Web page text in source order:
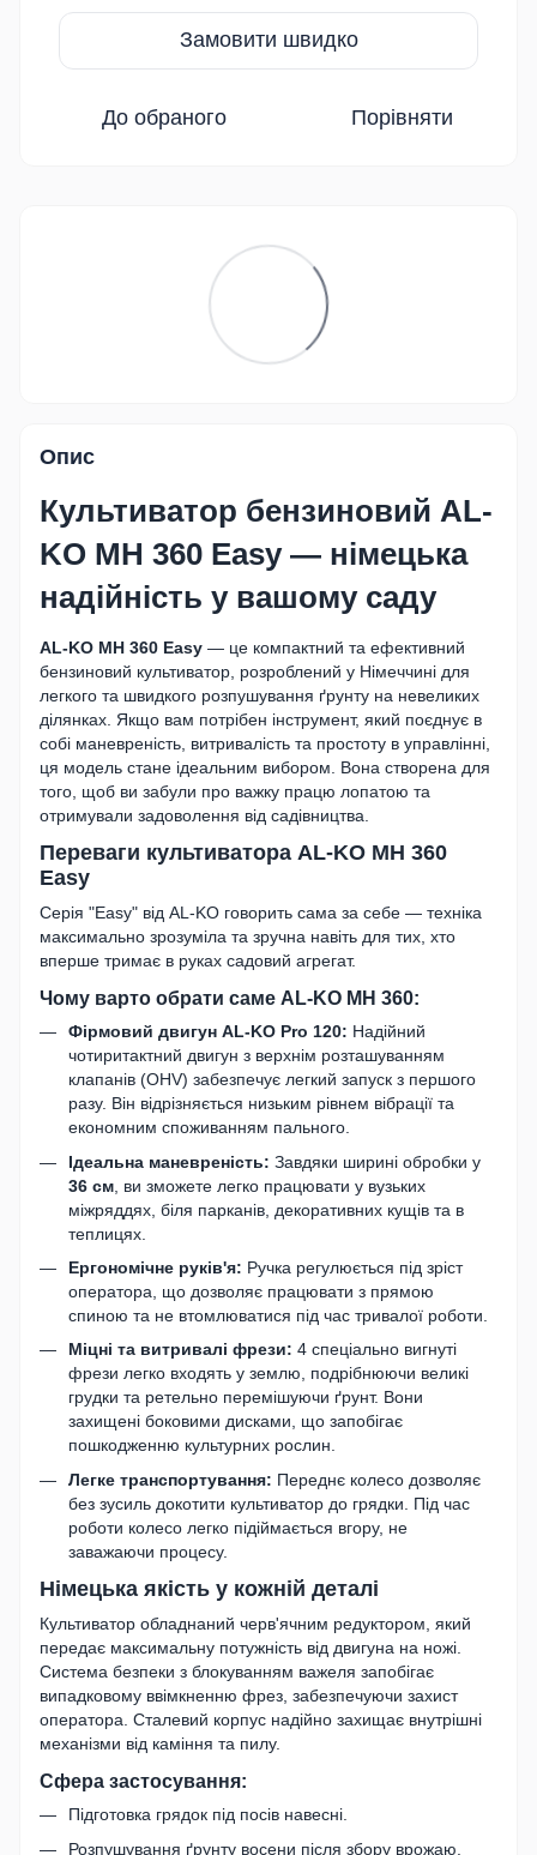
Замовити швидко
До обраного Порівняти
Опис
Культиватор бензиновий AL-
KO MH 360 Easy — німецька
надійність у вашому саду
AL-KO MH 360 Easy — це компактний та ефективний
бензиновий культиватор, розроблений у Німеччині для
легкого та швидкого розпушування ґрунту на невеликих
ділянках. Якщо вам потрібен інструмент, який поєднує в
собі маневреність, витривалість та простоту в управлінні,
ця модель стане ідеальним вибором. Вона створена для
того, щоб ви забули про важку працю лопатою та
отримували задоволення від садівництва.
Переваги культиватора AL-KO MH 360
Easy
Серія "Easy" від AL-KO говорить сама за себе — техніка
максимально зрозуміла та зручна навіть для тих, хто
вперше тримає в руках садовий агрегат.
Чому варто обрати саме AL-KO MH 360:
Фірмовий двигун AL-KO Pro 120: Надійний
чотиритактний двигун з верхнім розташуванням
клапанів (OHV) забезпечує легкий запуск з першого
разу. Він відрізняється низьким рівнем вібрації та
економним споживанням пального.
Ідеальна маневреність: Завдяки ширині обробки у
36 см , ви зможете легко працювати у вузьких
міжряддях, біля парканів, декоративних кущів та в
теплицях.
Ергономічне руків'я: Ручка регулюється під зріст
оператора, що дозволяє працювати з прямою
спиною та не втомлюватися під час тривалої роботи.
Міцні та витривалі фрези: 4 спеціально вигнуті
фрези легко входять у землю, подрібнюючи великі
грудки та ретельно перемішуючи ґрунт. Вони
захищені боковими дисками, що запобігає
пошкодженню культурних рослин.
Легке транспортування: Переднє колесо дозволяє
без зусиль докотити культиватор до грядки. Під час
роботи колесо легко підіймається вгору, не
заважаючи процесу.
Німецька якість у кожній деталі
Культиватор обладнаний черв'ячним редуктором, який
передає максимальну потужність від двигуна на ножі.
Система безпеки з блокуванням важеля запобігає
випадковому ввімкненню фрез, забезпечуючи захист
оператора. Сталевий корпус надійно захищає внутрішні
механізми від каміння та пилу.
Сфера застосування:
Підготовка грядок під посів навесні.
Розпушування ґрунту восени після збору врожаю.